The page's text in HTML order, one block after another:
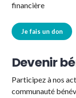
financière
Je fais un don
Devenir
Participez à nos
communauté